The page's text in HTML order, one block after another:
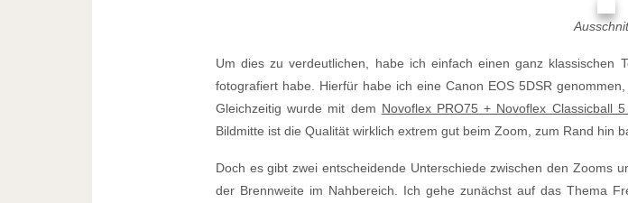
Um dies zu verdeutlichen, habe ich einfach einen ganz klassischen
fotografiert habe. Hierfür habe ich eine Canon EOS 5DSR
Gleichzeitig wurde mit dem Novoflex PRO75 + Novoflex Classicball
Bildmitte ist die Qualität wirklich extrem gut beim Zoom, zum Rand hin
Doch es gibt zwei entscheidende Unterschiede zwischen den Zooms
der Brennweite im Nahbereich. Ich gehe zunächst auf das Thema